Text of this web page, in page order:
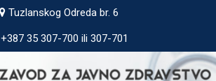
Tuzlanskog Odreda br. 6
+387 35 307-700 ili 307-701